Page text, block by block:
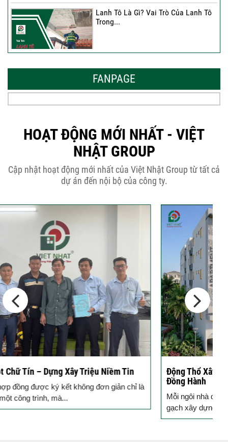
Lanh Tô Là Gì? Vai Trò Của Lanh Tô
Trong...
Thiết Kế Hòa...
Bê Tông...
THÔNG BÁO KẾ HOẠCH TĂNG ĐƠN
GIÁ XÂY DỰNG NHÀ...
Thép Râu Tường – Kinh Nghiệm Thi
10 Vị Trí Nên Xây Gạch Đinh – Chủ
Đầu...
FANPAGE
HOẠT ĐỘNG MỚI NHẤT - VIỆT
NHẬT GROUP
Cập nhật hoạt động mới nhất của Việt Nhật Group từ tất cả
dự án đến nội bộ của công ty.
Động Thổ Xây Nhà – Khởi Đầu Vững Chắc, An Tâm
Đồng Hành
Mỗi ngôi nhà được khởi công động thổ là thêm một viên
gạch xây dựng nên niềm tin của Quý...